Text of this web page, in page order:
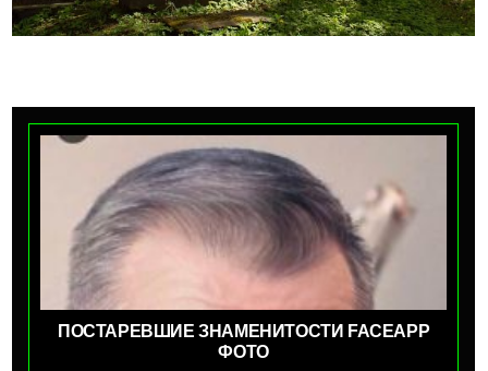
ПОСТАРЕВШИЕ ЗНАМЕНИТОСТИ FACEAPP
ФОТО